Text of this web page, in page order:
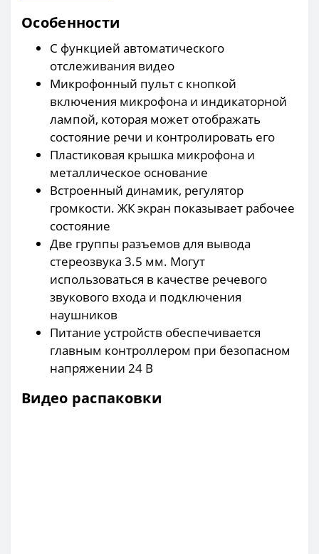
Особенности
С функцией автоматического
отслеживания видео
Микрофонный пульт с кнопкой
включения микрофона и индикаторной
лампой, которая может отображать
состояние речи и контролировать его
Пластиковая крышка микрофона и
металлическое основание
Встроенный динамик, регулятор
громкости. ЖК экран показывает рабочее
состояние
Две группы разъемов для вывода
стереозвука 3.5 мм. Могут
использоваться в качестве речевого
звукового входа и подключения
наушников
Питание устройств обеспечивается
главным контроллером при безопасном
напряжении 24 В
Видео распаковки